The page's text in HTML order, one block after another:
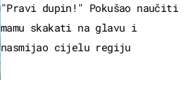
"Pravi dupin!" Pokušao naučiti
mamu skakati na glavu i
nasmijao cijelu regiju